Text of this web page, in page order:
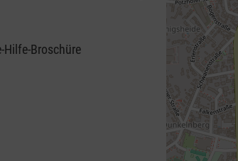
Broschüre